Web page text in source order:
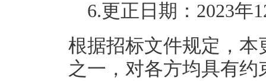
6.更正日期：2023年
根据招标文件规定，
之一，对各方均具有